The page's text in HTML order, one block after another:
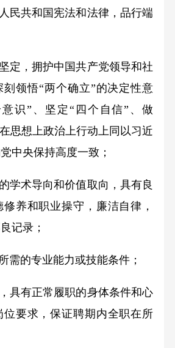
民共和国宪法和法律，品行端
定，拥护中国共产党领导和社
刻领悟“两个确立”的决定性意
识” 、坚定 “四个自信” 、做
在思想上政治上行动上同以习近
中央保持高度一致；
学术导向和价值取向，具有良
养和职业操守，廉洁自律，
记录；
需的专业能力或技能条件；
具有正常履职的身体条件和心
位要求，保证聘期内全职在所